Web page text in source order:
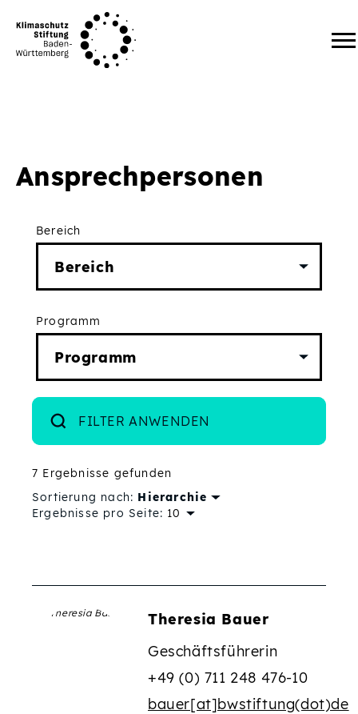
Zum Inhalt springen
Ansprechpersonen
Bereich
Programm
FILTER ANWENDEN
7 Ergebnisse gefunden
Sortierung nach: Hierarchie
Ergebnisse pro Seite:
Theresia Bauer
Geschäftsführerin
+49 (0) 711 248 476-10
bauer[at]bwstiftung(dot)de